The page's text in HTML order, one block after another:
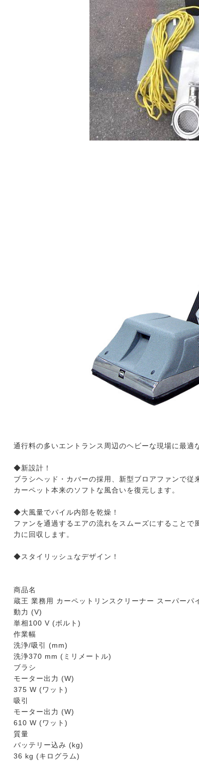
通行料の多いエントランス周辺のヘビーな現場に最適
◆新設計！
ブラシヘッド・カバーの採用、新型ブロアファンで従
カーペット本来のソフトな風合いを復元します。
◆大風量でパイル内部を乾燥！
ファンを通過するエアの流れをスムーズにすること
力に回収します。
◆スタイリッシュなデザイン！
商品名
蔵王 業務用 カーペットリンスクリーナー スーパーパ
動力 (V)
単相100 V (ボルト)
作業幅
洗浄/吸引 (mm)
洗浄370 mm (ミリメートル)
ブラシ
モーター出力 (W)
375 W (ワット)
吸引
モーター出力 (W)
610 W (ワット)
質量
バッテリー込み (kg)
36 kg (キログラム)